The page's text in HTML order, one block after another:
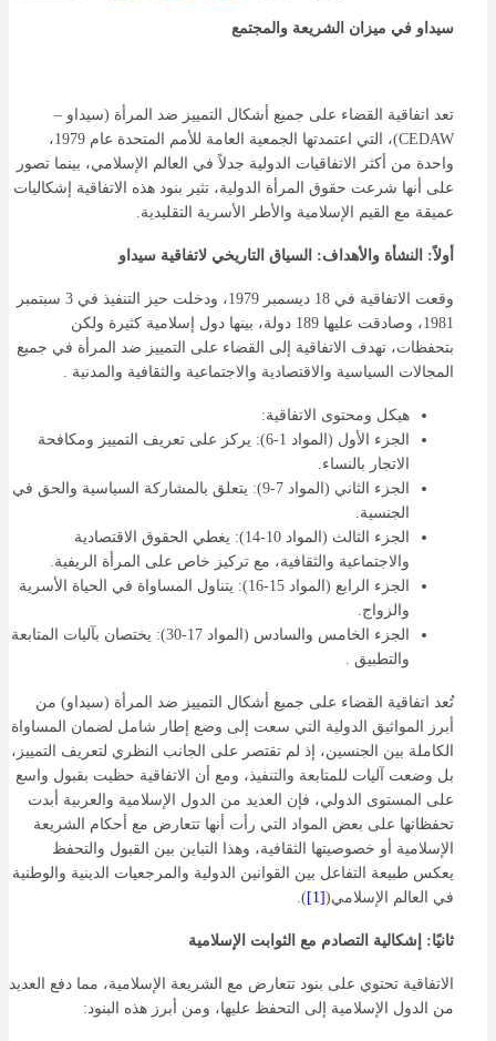
سيداو في ميزان الشريعة والمجتمع
تعد اتفاقية القضاء على جميع أشكال التمييز ضد المرأة (سيداو –
CEDAW)، التي اعتمدتها الجمعية العامة للأمم المتحدة عام 1979،
واحدة من أكثر الاتفاقيات الدولية جدلاً في العالم الإسلامي، بينما تصور
على أنها شرعت حقوق المرأة الدولية، تثير بنود هذه الاتفاقية إشكاليات
عميقة مع القيم الإسلامية والأطر الأسرية التقليدية.
أولاً: النشأة والأهداف: السياق التاريخي لاتفاقية سيداو
وقعت الاتفاقية في 18 ديسمبر 1979، ودخلت حيز التنفيذ في 3 سبتمبر
1981، وصادقت عليها 189 دولة، بينها دول إسلامية كثيرة ولكن
بتحفظات، تهدف الاتفاقية إلى القضاء على التمييز ضد المرأة في جميع
المجالات السياسية والاقتصادية والاجتماعية والثقافية والمدنية .
هيكل ومحتوى الاتفاقية:
الجزء الأول (المواد 1-6): يركز على تعريف التمييز ومكافحة
الاتجار بالنساء.
الجزء الثاني (المواد 7-9): يتعلق بالمشاركة السياسية والحق في
الجنسية.
الجزء الثالث (المواد 10-14): يغطي الحقوق الاقتصادية
والاجتماعية والثقافية، مع تركيز خاص على المرأة الريفية.
الجزء الرابع (المواد 15-16): يتناول المساواة في الحياة الأسرية
والزواج.
الجزء الخامس والسادس (المواد 17-30): يختصان بآليات المتابعة
والتطبيق .
تُعد اتفاقية القضاء على جميع أشكال التمييز ضد المرأة (سيداو) من
أبرز المواثيق الدولية التي سعت إلى وضع إطار شامل لضمان المساواة
الكاملة بين الجنسين، إذ لم تقتصر على الجانب النظري لتعريف التمييز،
بل وضعت آليات للمتابعة والتنفيذ، ومع أن الاتفاقية حظيت بقبول واسع
على المستوى الدولي، فإن العديد من الدول الإسلامية والعربية أبدت
تحفظاتها على بعض المواد التي رأت أنها تتعارض مع أحكام الشريعة
الإسلامية أو خصوصيتها الثقافية، وهذا التباين بين القبول والتحفظ
يعكس طبيعة التفاعل بين القوانين الدولية والمرجعيات الدينية والوطنية
في العالم الإسلامي([1]
).
ثانيًا: إشكالية التصادم مع الثوابت الإسلامية
الاتفاقية تحتوي على بنود تتعارض مع الشريعة الإسلامية، مما دفع العديد
من الدول الإسلامية إلى التحفظ عليها، ومن أبرز هذه البنود: